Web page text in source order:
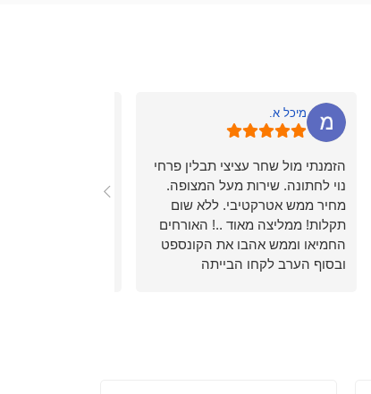
מיכל א.
הזמנתי מול שחר עציצי תבלין פרחי
נוי לחתונה. שירות מעל המצופה.
מחיר ממש אטרקטיבי. ללא שום
תקלות! ממליצה מאוד ..! האורחים
החמיאו וממש אהבו את הקונספט
ובסוף הערב לקחו הבייתה
הכל הגיע מושלם,